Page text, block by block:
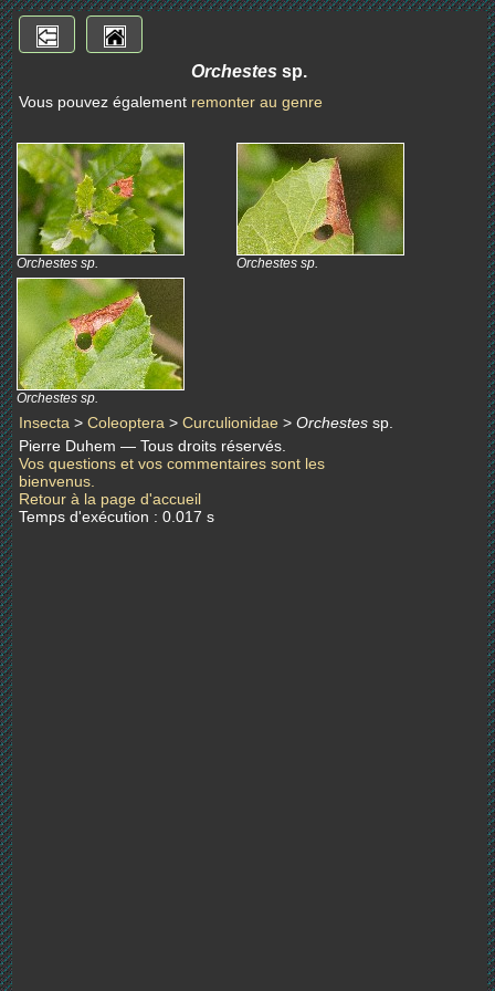
Orchestes sp.
Vous pouvez également remonter au genre
Orchestes sp.
Orchestes sp.
Orchestes sp.
Insecta > Coleoptera > Curculionidae > Orchestes sp.
Pierre Duhem — Tous droits réservés.
Vos questions et vos commentaires sont les
bienvenus.
Retour à la page d'accueil
Temps d'exécution : 0.017 s